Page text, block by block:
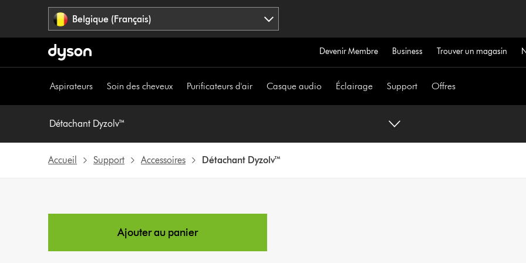
Belgique (Français)
Devenir Membre Business Trouver un magasin
Aspirateurs Soin des cheveux Purificateurs d'air Casque audio Éclairage Support Offres
Détachant Dyzolv™
Accueil Support Accessoires Détachant Dyzolv™
Ajouter au panier